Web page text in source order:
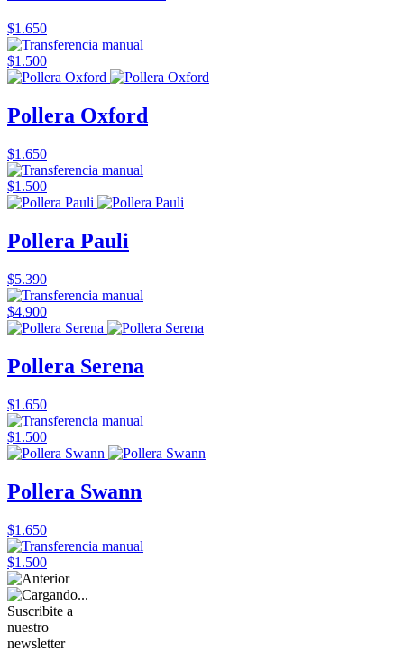
$1.650
$1.500
Pollera Oxford
$1.650
$1.500
Pollera Pauli
$5.390
$4.900
Pollera Serena
$1.650
$1.500
Pollera Swann
$1.650
$1.500
Suscribite a
nuestro
newsletter